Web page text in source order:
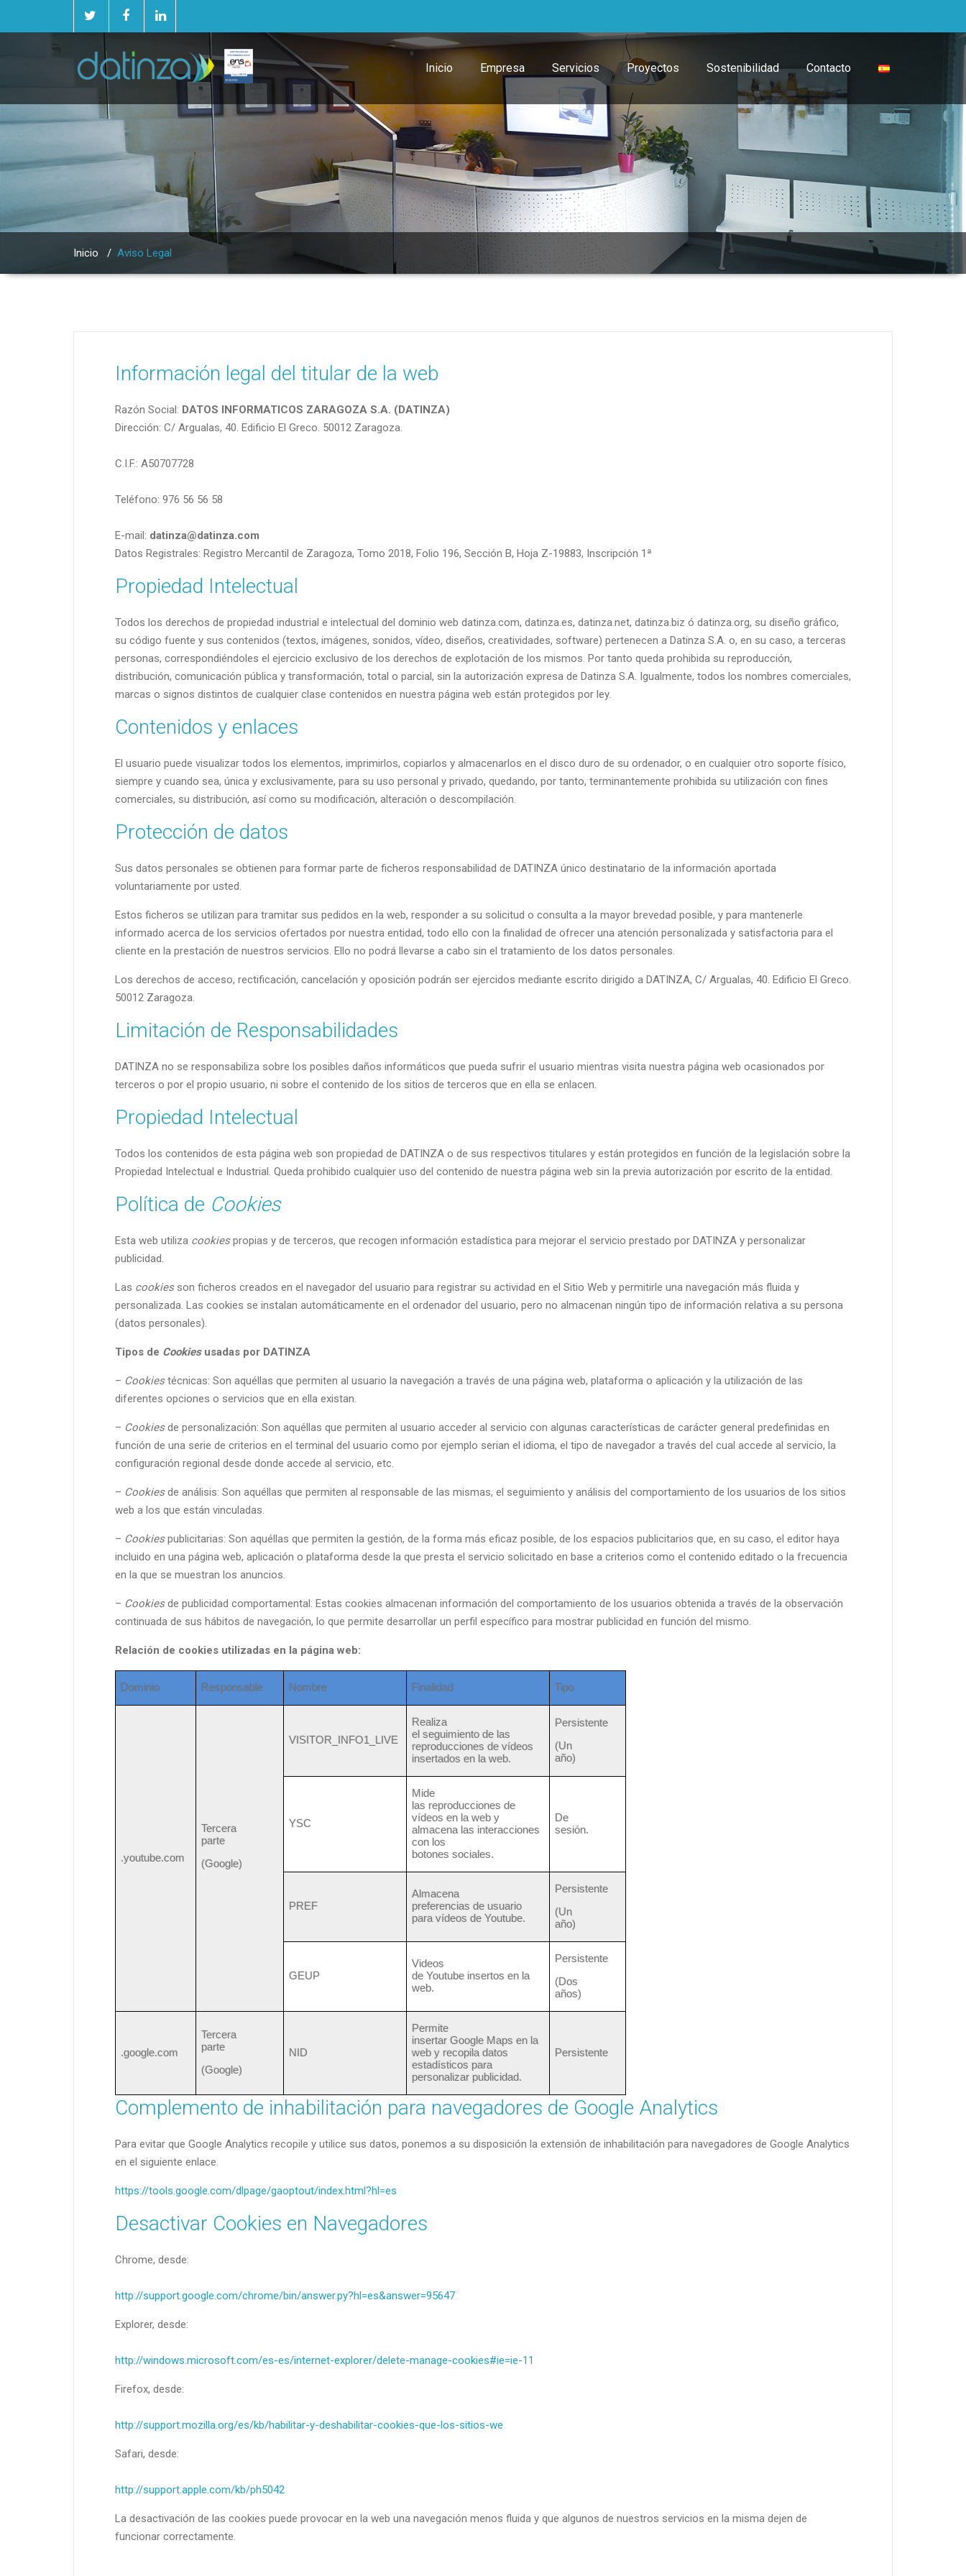
Inicio Empresa Servicios Proyectos Sostenibilidad Contacto
Inicio / Aviso Legal
Información legal del titular de la web
Razón Social: DATOS INFORMATICOS ZARAGOZA S.A. (DATINZA)
Dirección: C/ Argualas, 40. Edificio El Greco. 50012 Zaragoza.
C.I.F.: A50707728
Teléfono: 976 56 56 58
E-mail: datinza@datinza.com
Datos Registrales: Registro Mercantil de Zaragoza, Tomo 2018, Folio 196, Sección B, Hoja Z-19883, Inscripción 1ª
Propiedad Intelectual
Todos los derechos de propiedad industrial e intelectual del dominio web datinza.com, datinza.es, datinza.net, datinza.biz ó datinza.org, su diseño gráfico,
su código fuente y sus contenidos (textos, imágenes, sonidos, vídeo, diseños, creatividades, software) pertenecen a Datinza S.A. o, en su caso, a terceras
personas, correspondiéndoles el ejercicio exclusivo de los derechos de explotación de los mismos. Por tanto queda prohibida su reproducción,
distribución, comunicación pública y transformación, total o parcial, sin la autorización expresa de Datinza S.A. Igualmente, todos los nombres comerciales,
marcas o signos distintos de cualquier clase contenidos en nuestra página web están protegidos por ley.
Contenidos y enlaces
El usuario puede visualizar todos los elementos, imprimirlos, copiarlos y almacenarlos en el disco duro de su ordenador, o en cualquier otro soporte físico,
siempre y cuando sea, única y exclusivamente, para su uso personal y privado, quedando, por tanto, terminantemente prohibida su utilización con fines
comerciales, su distribución, así como su modificación, alteración o descompilación.
Protección de datos
Sus datos personales se obtienen para formar parte de ficheros responsabilidad de DATINZA único destinatario de la información aportada
voluntariamente por usted.
Estos ficheros se utilizan para tramitar sus pedidos en la web, responder a su solicitud o consulta a la mayor brevedad posible, y para mantenerle
informado acerca de los servicios ofertados por nuestra entidad, todo ello con la finalidad de ofrecer una atención personalizada y satisfactoria para el
cliente en la prestación de nuestros servicios. Ello no podrá llevarse a cabo sin el tratamiento de los datos personales.
Los derechos de acceso, rectificación, cancelación y oposición podrán ser ejercidos mediante escrito dirigido a DATINZA, C/ Argualas, 40. Edificio El Greco.
50012 Zaragoza.
Limitación de Responsabilidades
DATINZA no se responsabiliza sobre los posibles daños informáticos que pueda sufrir el usuario mientras visita nuestra página web ocasionados por
terceros o por el propio usuario, ni sobre el contenido de los sitios de terceros que en ella se enlacen.
Propiedad Intelectual
Todos los contenidos de esta página web son propiedad de DATINZA o de sus respectivos titulares y están protegidos en función de la legislación sobre la
Propiedad Intelectual e Industrial. Queda prohibido cualquier uso del contenido de nuestra página web sin la previa autorización por escrito de la entidad.
Política de Cookies
Esta web utiliza cookiespropias y de terceros, que recogen información estadística para mejorar el servicio prestado por DATINZA y personalizar
publicidad.
Las cookiesson ficheros creados en el navegador del usuario para registrar su actividad en el Sitio Web y permitirle una navegación más fluida y
personalizada. Las cookies se instalan automáticamente en el ordenador del usuario, pero no almacenan ningún tipo de información relativa a su persona
(datos personales).
Tipos de Cookiesusadas por DATINZA
– Cookiestécnicas: Son aquéllas que permiten al usuario la navegación a través de una página web, plataforma o aplicación y la utilización de las
diferentes opciones o servicios que en ella existan.
– Cookiesde personalización: Son aquéllas que permiten al usuario acceder al servicio con algunas características de carácter general predefinidas en
función de una serie de criterios en el terminal del usuario como por ejemplo serian el idioma, el tipo de navegador a través del cual accede al servicio, la
configuración regional desde donde accede al servicio, etc.
– Cookiesde análisis: Son aquéllas que permiten al responsable de las mismas, el seguimiento y análisis del comportamiento de los usuarios de los sitios
web a los que están vinculadas.
– Cookiespublicitarias: Son aquéllas que permiten la gestión, de la forma más eficaz posible, de los espacios publicitarios que, en su caso, el editor haya
incluido en una página web, aplicación o plataforma desde la que presta el servicio solicitado en base a criterios como el contenido editado o la frecuencia
en la que se muestran los anuncios.
– Cookiesde publicidad comportamental: Estas cookies almacenan información del comportamiento de los usuarios obtenida a través de la observación
continuada de sus hábitos de navegación, lo que permite desarrollar un perfil específico para mostrar publicidad en función del mismo.
Relación de cookies utilizadas en la página web:
Dominio Responsable Nombre Finalidad Tipo
.youtube.com
Tercera
parte
(Google)
VISITOR_INFO1_LIVE
Realiza
el seguimiento de las
reproducciones de vídeos
insertados en la web.
Persistente
(Un
año)
YSC
Mide
las reproducciones de
vídeos en la web y
almacena las interacciones
con los
botones sociales.
De
sesión.
PREF
Almacena
preferencias de usuario
para vídeos deYoutube.
Persistente
(Un
año)
GEUP
Videos
deYoutube insertos en la
web.
Persistente
(Dos
años)
.google.com
Tercera
parte
(Google)
NID
Permite
insertar Google Maps en la
web y recopila datos
estadísticos para
personalizar publicidad.
Persistente
Complemento de inhabilitación para navegadores de Google Analytics
Para evitar que Google Analytics recopile y utilice sus datos, ponemos a su disposición la extensión de inhabilitación para navegadores de Google Analytics
en el siguiente enlace.
https://tools.google.com/dlpage/gaoptout/index.html?hl=es
Desactivar Cookies en Navegadores
Chrome, desde:
http://support.google.com/chrome/bin/answer.py?hl=es&answer=95647
Explorer, desde:
http://windows.microsoft.com/es-es/internet-explorer/delete-manage-cookies#ie=ie-11
Firefox, desde:
http://support.mozilla.org/es/kb/habilitar-y-deshabilitar-cookies-que-los-sitios-we
Safari, desde:
http://support.apple.com/kb/ph5042
La desactivación de las cookies puede provocar en la web una navegación menos fluida y que algunos de nuestros servicios en la misma dejen de
funcionar correctamente.